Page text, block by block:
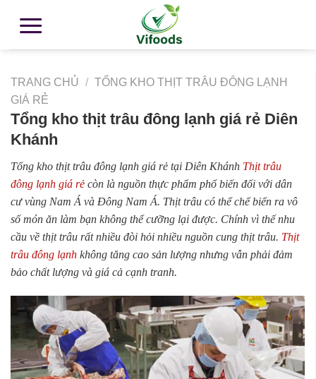
TRANG CHỦ / TỔNG KHO THỊT TRÂU ĐÔNG LẠNH
GIÁ RẺ
Tổng kho thịt trâu đông lạnh giá rẻ Diên
Khánh
Tổng kho thịt trâu đông lạnh giá rẻ tại Diên Khánh Thịt trâu
đông lạnh giá rẻ còn là nguồn thực phẩm phổ biến đối với dân
cư vùng Nam Á và Đông Nam Á. Thịt trâu có thể chế biến ra vô
số món ăn làm bạn không thể cưỡng lại được. Chính vì thế nhu
cầu về thịt trâu rất nhiều đòi hỏi nhiều nguồn cung thịt trâu. Thịt
trâu đông lạnh không tăng cao sản lượng nhưng vẫn phải đảm
bảo chất lượng và giá cả cạnh tranh.